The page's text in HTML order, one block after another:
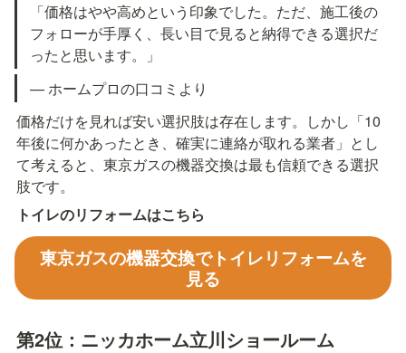
「価格はやや高めという印象でした。ただ、施工後の
フォローが手厚く、長い目で見ると納得できる選択だ
ったと思います。」
— ホームプロの口コミより
価格だけを見れば安い選択肢は存在します。しかし「10
年後に何かあったとき、確実に連絡が取れる業者」とし
て考えると、東京ガスの機器交換は最も信頼できる選択
肢です。
トイレのリフォームはこちら
東京ガスの機器交換でトイレリフォームを
見る
第2位：ニッカホーム立川ショールーム